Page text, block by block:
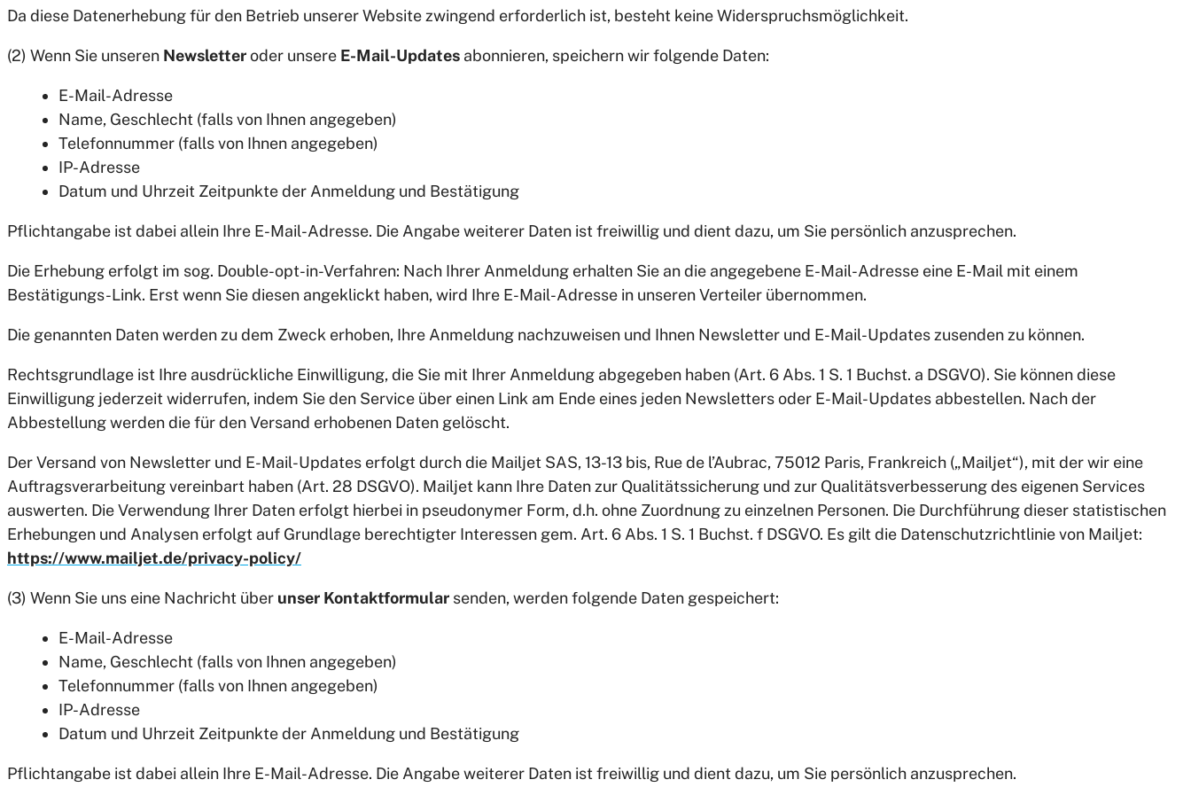
Da diese Datenerhebung für den Betrieb unserer Website zwingend erforderlich ist, besteht keine Widerspruchsmöglichkeit.
(2) Wenn Sie unseren Newsletteroder unsere E-Mail-Updates abonnieren, speichern wir folgende Daten:
E-Mail-Adresse
Name, Geschlecht (falls von Ihnen angegeben)
Telefonnummer (falls von Ihnen angegeben)
IP-Adresse
Datum und Uhrzeit Zeitpunkte der Anmeldung und Bestätigung
Pflichtangabe ist dabei allein Ihre E-Mail-Adresse. Die Angabe weiterer Daten ist freiwillig und dient dazu, um Sie persönlich anzusprechen.
Die Erhebung erfolgt im sog. Double-opt-in-Verfahren: Nach Ihrer Anmeldung erhalten Sie an die angegebene E-Mail-Adresse eine E-Mail mit einem
Bestätigungs-Link. Erst wenn Sie diesen angeklickt haben, wird Ihre E-Mail-Adresse in unseren Verteiler übernommen.
Die genannten Daten werden zu dem Zweck erhoben, Ihre Anmeldung nachzuweisen und Ihnen Newsletter und E-Mail-Updates zusenden zu können.
Rechtsgrundlage ist Ihre ausdrückliche Einwilligung, die Sie mit Ihrer Anmeldung abgegeben haben (Art. 6 Abs. 1 S. 1 Buchst. a DSGVO). Sie können diese
Einwilligung jederzeit widerrufen, indem Sie den Service über einen Link am Ende eines jeden Newsletters oder E-Mail-Updates abbestellen. Nach der
Abbestellung werden die für den Versand erhobenen Daten gelöscht.
Der Versand von Newsletter und E-Mail-Updates erfolgt durch die Mailjet SAS, 13-13 bis, Rue de l’Aubrac, 75012 Paris, Frankreich („Mailjet“), mit der wir eine
Auftragsverarbeitung vereinbart haben (Art. 28 DSGVO). Mailjet kann Ihre Daten zur Qualitätssicherung und zur Qualitätsverbesserung des eigenen Services
auswerten. Die Verwendung Ihrer Daten erfolgt hierbei in pseudonymer Form, d.h. ohne Zuordnung zu einzelnen Personen. Die Durchführung dieser statistischen
Erhebungen und Analysen erfolgt auf Grundlage berechtigter Interessen gem. Art. 6 Abs. 1 S. 1 Buchst. f DSGVO. Es gilt die Datenschutzrichtlinie von Mailjet:
https://www.mailjet.de/privacy-policy/
(3) Wenn Sie uns eine Nachricht über unser Kontaktformular senden, werden folgende Daten gespeichert:
E-Mail-Adresse
Name, Geschlecht (falls von Ihnen angegeben)
Telefonnummer (falls von Ihnen angegeben)
IP-Adresse
Datum und Uhrzeit Zeitpunkte der Anmeldung und Bestätigung
Pflichtangabe ist dabei allein Ihre E-Mail-Adresse. Die Angabe weiterer Daten ist freiwillig und dient dazu, um Sie persönlich anzusprechen.